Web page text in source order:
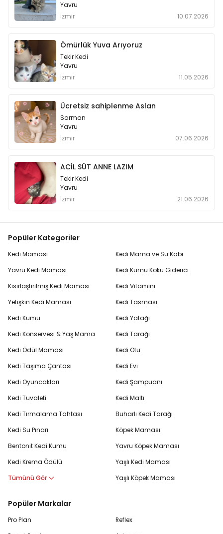
Yavru
İzmir
10.07.2026
Ömürlük Yuva Arıyoruz
Tekir Kedi
Yavru
İzmir
11.05.2026
Ücretsiz sahiplenme Aslan
Sarman
Yavru
İzmir
07.06.2026
ACİL SÜT ANNE LAZIM
Tekir Kedi
Yavru
İzmir
21.06.2026
Popüler Kategoriler
Kedi Maması
Yavru Kedi Maması
Kısırlaştırılmış Kedi Maması
Yetişkin Kedi Maması
Kedi Kumu
Kedi Konservesi & Yaş Mama
Kedi Ödül Maması
Kedi Taşıma Çantası
Kedi Oyuncakları
Kedi Tuvaleti
Kedi Tırmalama Tahtası
Kedi Su Pınarı
Bentonit Kedi Kumu
Kedi Krema Ödülü
Tümünü Gör
Kedi Mama ve Su Kabı
Kedi Kumu Koku Giderici
Kedi Vitamini
Kedi Tasması
Kedi Yatağı
Kedi Tarağı
Kedi Otu
Kedi Evi
Kedi Şampuanı
Kedi Maltı
Buharlı Kedi Tarağı
Köpek Maması
Yavru Köpek Maması
Yaşlı Kedi Maması
Yaşlı Köpek Maması
Popüler Markalar
Pro Plan
Reflex